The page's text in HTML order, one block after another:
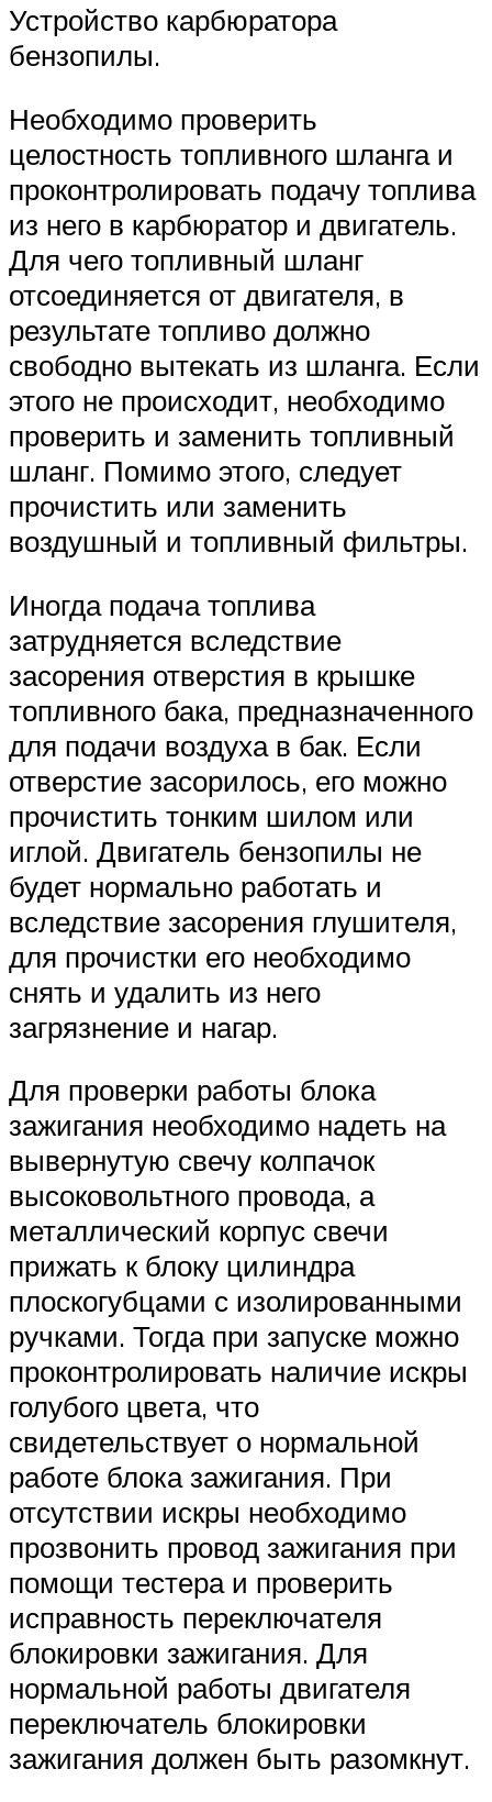
Устройство карбюратора
бензопилы.
Необходимо проверить
целостность топливного шланга и
проконтролировать подачу топлива
из него в карбюратор и двигатель.
Для чего топливный шланг
отсоединяется от двигателя, в
результате топливо должно
свободно вытекать из шланга. Если
этого не происходит, необходимо
проверить и заменить топливный
шланг. Помимо этого, следует
прочистить или заменить
воздушный и топливный фильтры.
Иногда подача топлива
затрудняется вследствие
засорения отверстия в крышке
топливного бака, предназначенного
для подачи воздуха в бак. Если
отверстие засорилось, его можно
прочистить тонким шилом или
иглой. Двигатель бензопилы не
будет нормально работать и
вследствие засорения глушителя,
для прочистки его необходимо
снять и удалить из него
загрязнение и нагар.
Для проверки работы блока
зажигания необходимо надеть на
вывернутую свечу колпачок
высоковольтного провода, а
металлический корпус свечи
прижать к блоку цилиндра
плоскогубцами с изолированными
ручками. Тогда при запуске можно
проконтролировать наличие искры
голубого цвета, что
свидетельствует о нормальной
работе блока зажигания. При
отсутствии искры необходимо
прозвонить провод зажигания при
помощи тестера и проверить
исправность переключателя
блокировки зажигания. Для
нормальной работы двигателя
переключатель блокировки
зажигания должен быть разомкнут.